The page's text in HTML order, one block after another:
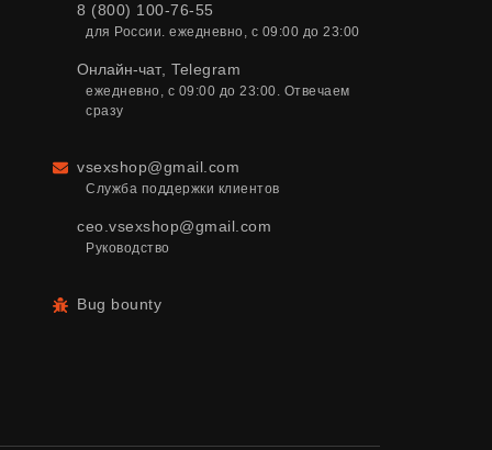
8 (800) 100-76-55
для России. ежедневно, с 09:00 до 23:00
Онлайн-чат,Telegram
ежедневно, с 09:00 до 23:00. Отвечаем
сразу
Email
vsexshop@gmail.com
Служба поддержки клиентов
ceo.vsexshop@gmail.com
Руководство
Bug bounty